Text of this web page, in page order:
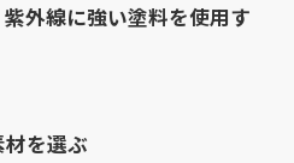
外線に強い塗料を使用す
材を選ぶ